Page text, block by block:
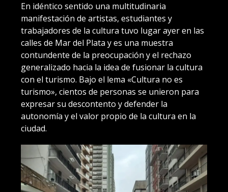
En idéntico sentido una multitudinaria
manifestación de artistas, estudiantes y
trabajadores de la cultura tuvo lugar ayer en las
calles de Mar del Plata y es una muestra
contundente de la preocupación y el rechazo
generalizado hacia la idea de fusionar la cultura
con el turismo. Bajo el lema «Cultura no es
turismo», cientos de personas se unieron para
expresar su descontento y defender la
autonomía y el valor propio de la cultura en la
ciudad.